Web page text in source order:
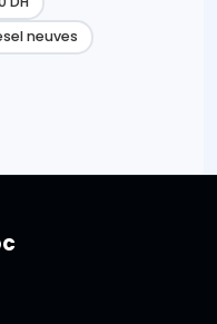
neuves